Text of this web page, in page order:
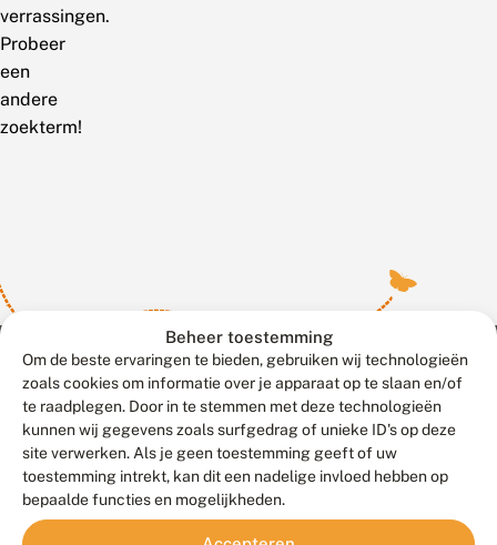
Beheer toestemming
Om de beste ervaringen te bieden, gebruiken wij technologieën
zoals cookies om informatie over je apparaat op te slaan en/of
te raadplegen. Door in te stemmen met deze technologieën
kunnen wij gegevens zoals surfgedrag of unieke ID's op deze
site verwerken. Als je geen toestemming geeft of uw
toestemming intrekt, kan dit een nadelige invloed hebben op
bepaalde functies en mogelijkheden.
verrassingen.
Probeer
een
andere
zoekterm!
Contact
Meld waarnemingen© 2026 Vlinderstichting
Duurzaam ontwikkeld door
Go2People
, ontworpen door
Blue Field Agency
Privacy
Disclaimer